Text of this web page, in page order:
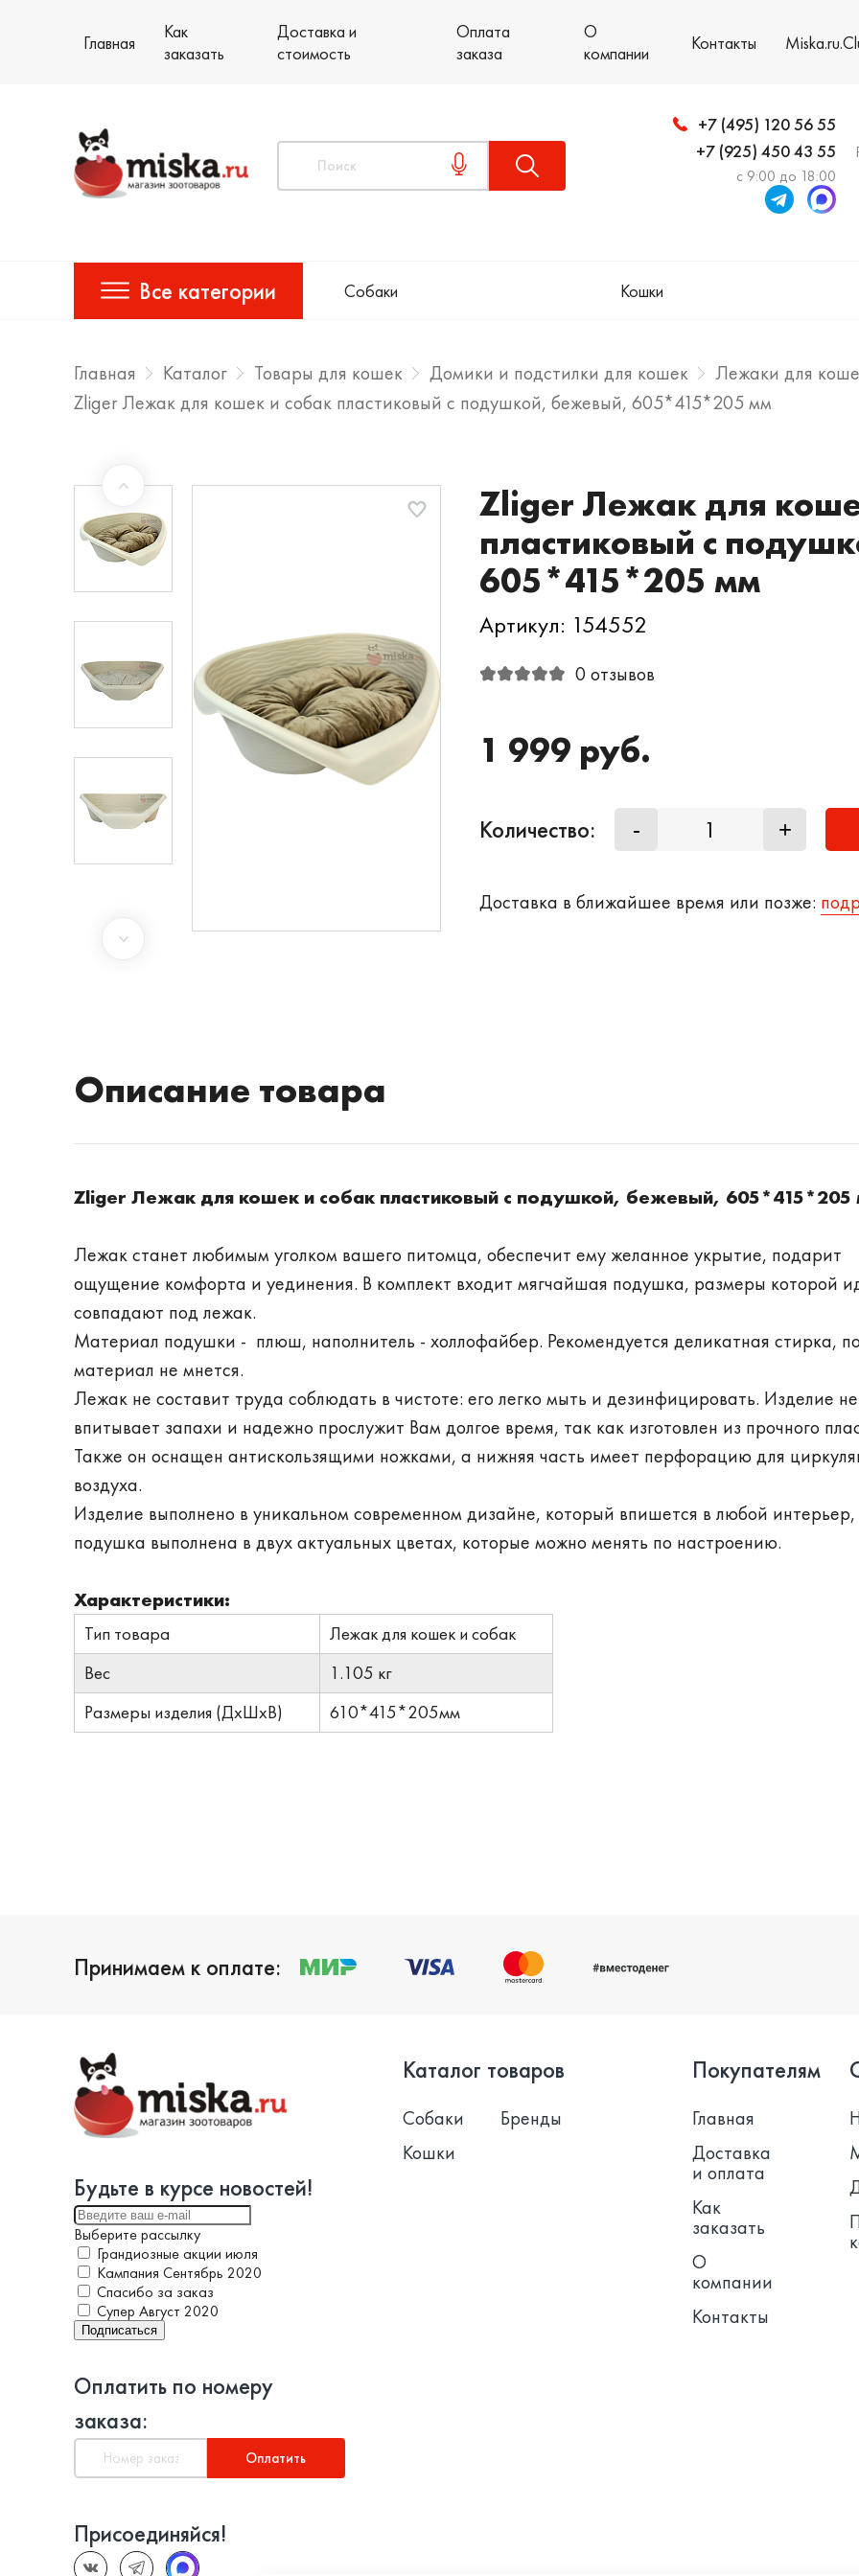
Главная
Как
заказать
Доставка и
стоимость
Оплата
заказа
О
компании
Контакты
+7 (495) 120 56 55
+7 (925) 450 43 55
с 9:00 до 18:00
Все категории Собаки Кошки
Главная Каталог Товары для кошек Домики и подстилки для кошек Лежаки для
Zliger Лежак для кошек и собак пластиковый с подушкой, бежевый, 605*415*205 мм
Zliger Лежак для
пластиковый с
605*415*205 мм
Артикул: 154552
0 отзывов
1 999 руб.
Количество: - +
Доставка в ближайшее время или позже:
Описание товара
Zliger Лежак для кошек и собак пластиковый с подушкой, бежевый, 605*415*205
Лежак станет любимым уголком вашего питомца, обеспечит ему желанное укрытие, подарит
ощущение комфорта и уединения. В комплект входит мягчайшая подушка, размеры которой
совпадают под лежак.
Материал подушки - плюш, наполнитель - холлофайбер. Рекомендуется деликатная стирка,
материал не мнется.
Лежак не составит труда соблюдать в чистоте: его легко мыть и дезинфицировать. Изделие не
впитывает запахи и надежно прослужит Вам долгое время, так как изготовлен из прочного
Также он оснащен антискользящими ножками, а нижняя часть имеет перфорацию для
воздуха.
Изделие выполнено в уникальном современном дизайне, который впишется в любой
подушка выполнена в двух актуальных цветах, которые можно менять по настроению.
Характеристики:
Тип товара
Лежак для кошек и собак
Вес
1.105 кг
Размеры изделия (ДхШхВ)
610*415*205мм
Принимаем к оплате:
Будьте в курсе новостей!
Выберите рассылку
Грандиозные акции июля
Кампания Сентябрь 2020
Спасибо за заказ
Супер Август 2020
Подписаться
Оплатить по номеру
заказа:
Оплатить
Присоединяйся!
Каталог товаров
Собаки
Кошки
Бренды
Покупателям
Главная
Доставка
и оплата
Как
заказать
О
компании
Контакты